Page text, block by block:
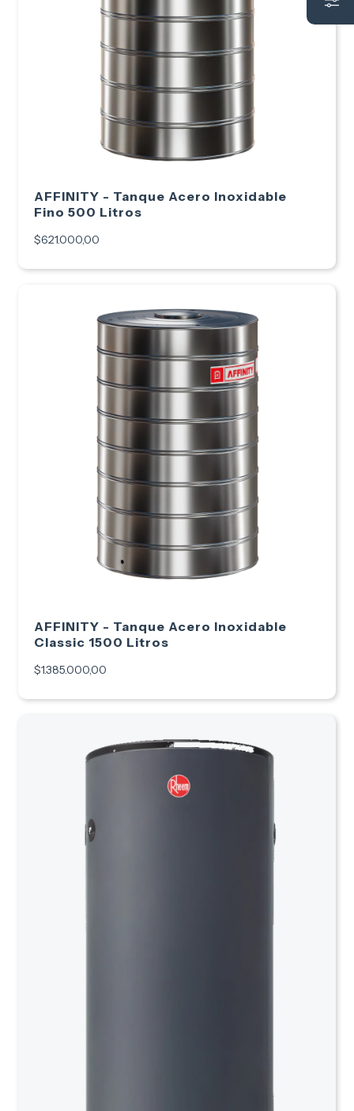
AFFINITY - Tanque Acero Inoxidable
Fino 500 Litros
$621.000,00
AFFINITY - Tanque Acero Inoxidable
Classic 1500 Litros
$1.385.000,00